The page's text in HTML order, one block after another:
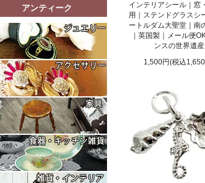
インテリアシール｜窓
用｜ステンドグラスシ
ートルダム大聖堂｜南
｜英国製｜メール便
ンスの世界遺産
1,500円(税込
アンティーク
もっと詳細なカテゴリはココ
リング（指輪） ブローチ
ペンダントトップ・ネックレ
もっと詳細なカテゴリはココ
コレクタブル・メモリアルア
もっと詳細なカテゴリはココ！
テーブル・ボックス
イス・チェア・スツール・花
ラック（マガジンラックなど
もっと詳細なカテゴリはココ
トリオ・ティーカップ・コー
ティーポット・ミルクジャグ
もっと詳細なカテゴリはココ！